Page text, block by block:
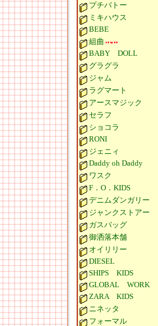
プチバトー
ミキハウス
BEBE
組曲
BABY DOLL
グラグラ
ジャム
ラグマート
アースマジック
セラフ
ショコラ
RONI
ジェニィ
Daddy oh Daddy
ワスク
F．O．KIDS
デニムダンガリー
ジャンクストアー
ガスバッグ
御洒落本舗
オイリリー
DIESEL
SHIPS KIDS
GLOBAL WORK
ZARA KIDS
ニネッタ
フォーマル